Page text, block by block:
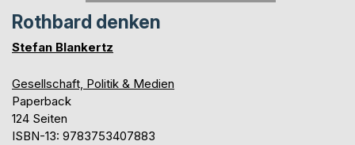
Rothbard denken
Stefan Blankertz
Gesellschaft, Politik & Medien
Paperback
124 Seiten
ISBN-13: 9783753407883